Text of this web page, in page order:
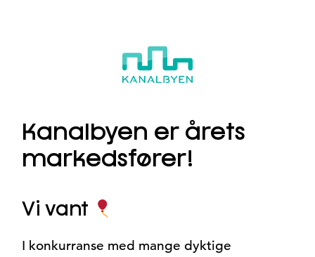
Kanalbyen er årets
markedsfører!
Vi vant
I konkurranse med mange dyktige